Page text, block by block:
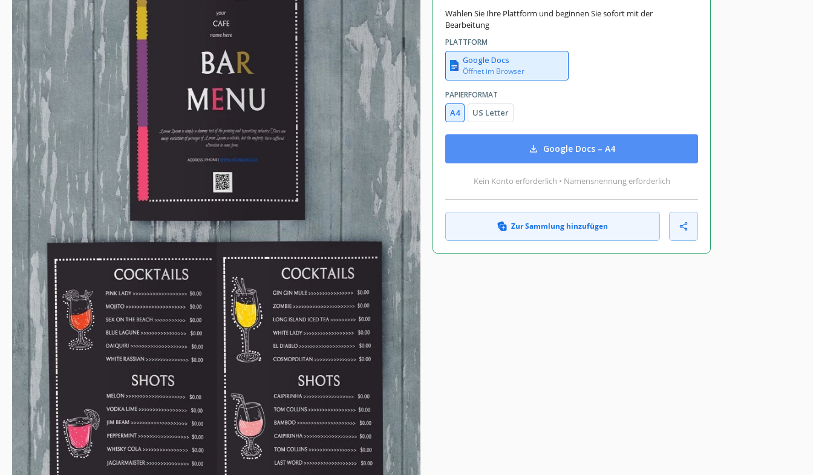
Wählen Sie Ihre Plattform und beginnen Sie sofort mit der
Bearbeitung
PLATTFORM
Google Docs
Öffnet im Browser
PAPIERFORMAT
A4 US Letter
Google Docs – A4
Kein Konto erforderlich • Namensnennung erforderlich
Zur Sammlung hinzufügen